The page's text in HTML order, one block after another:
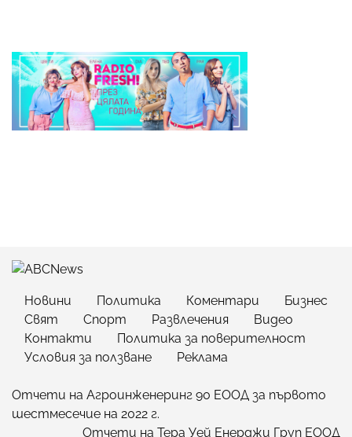
Новини Политика Коментари
Бизнес
Свят
Спорт Развлечения
Видео
Контакти
Политика за поверителност
Условия за ползване
Реклама
Отчети на Агроинженеринг 90 ЕООД за първото
шестмесечие на 2022 г.
Отчети на Тера Уей Енерджи Груп ЕООД